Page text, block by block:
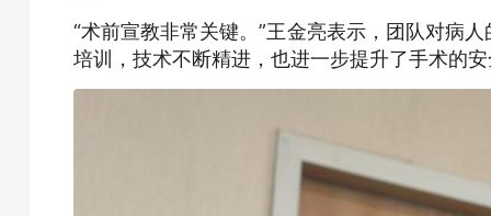
“术前宣教非常关键。”王金亮表示，团队对病
培训，技术不断精进，也进一步提升了手术的